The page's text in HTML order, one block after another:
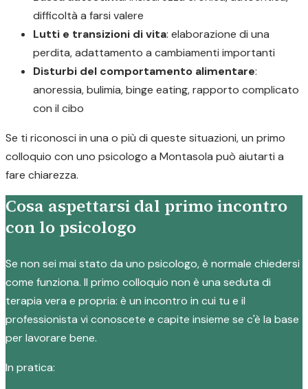
difficoltà a farsi valere
Lutti e transizioni di vita: elaborazione di una
perdita, adattamento a cambiamenti importanti
Disturbi del comportamento alimentare:
anoressia, bulimia, binge eating, rapporto complicato
con il cibo
Se ti riconosci in una o più di queste situazioni, un primo
colloquio con uno psicologo a Montasola può aiutarti a
fare chiarezza.
Cosa aspettarsi dal primo incontro
con lo psicologo
Se non sei mai stato da uno psicologo, è normale chiedersi
come funziona. Il primo colloquio non è una seduta di
terapia vera e propria: è un incontro in cui tu e il
professionista vi conoscete e capite insieme se c'è la base
per lavorare bene.
In pratica: